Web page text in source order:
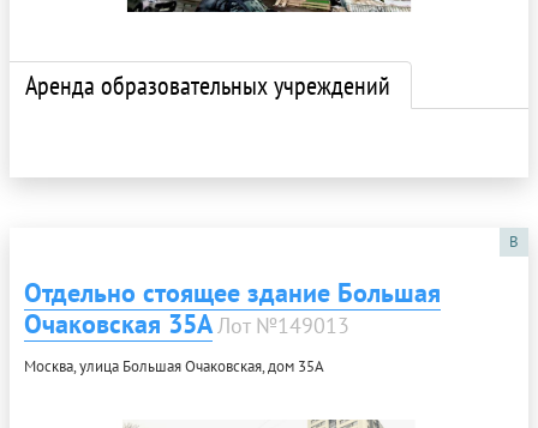
Аренда образовательных учреждений
B
Отдельно стоящее здание Большая
Очаковская 35АЛот №149013
Москва, улица Большая Очаковская, дом 35А